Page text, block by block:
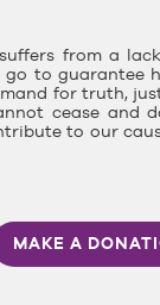
from a
to guarantee
for truth,
cease and
to our
MAKE A